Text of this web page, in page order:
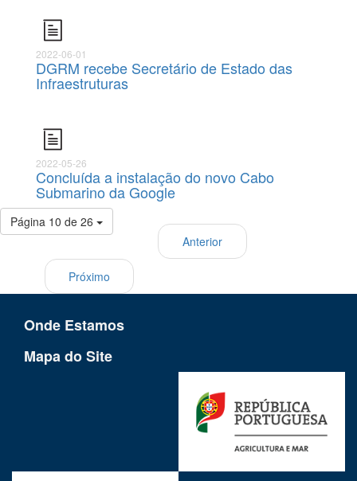
2022-06-01
DGRM recebe Secretário de Estado das
Infraestruturas
2022-05-26
Concluída a instalação do novo Cabo
Submarino da Google
Página 10 de 26
Anterior
Próximo
Onde Estamos
Mapa do Site